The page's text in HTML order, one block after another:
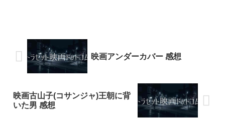
映画アンダーカバー 感想
映画古山子(コサンジャ)王朝に背
いた男 感想